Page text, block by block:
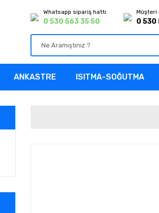
Whatsapp sipariş hattı
0 530 563 35 50
Müşteri
0 530
ANKASTRE ISITMA-SOĞUTMA